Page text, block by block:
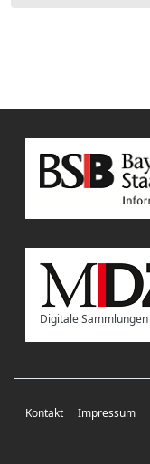
Digitale Sammlungen
Kontakt Impressum